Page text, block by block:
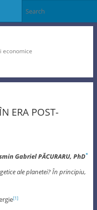
economice
ERA POST-
Gabriel PĂCURARU, PhD*
ale planetei? În principiu,
[1]